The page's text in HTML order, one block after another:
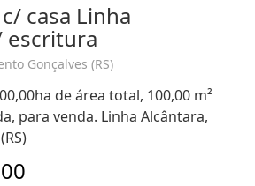
casa Linha
escritura
Gonçalves (RS)
de área total, 100,00 m²
para venda. Linha Alcântara,